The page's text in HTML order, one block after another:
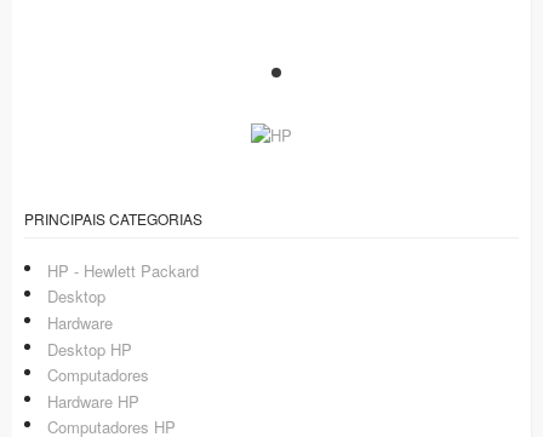
PRINCIPAIS CATEGORIAS
HP - Hewlett Packard
Desktop
Hardware
Desktop HP
Computadores
Hardware HP
Computadores HP